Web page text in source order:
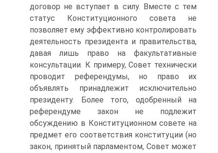
договор не вступает в силу. Вместе с тем
статус Конституционного совета не
позволяет ему эффективно контролировать
деятельность президента и правительства,
давая лишь право на факультативные
консультации. К примеру, Совет технически
проводит референдумы, но право их
объявлять принадлежит исключительно
президенту. Более того, одобренный на
референдуме закон не подлежит
обсуждению в Конституционном совете на
предмет его соответствия конституции (но
закон, принятый парламентом, Совет может